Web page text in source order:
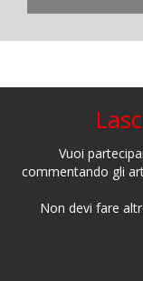
Vuoi
commentando gli
Non devi fare